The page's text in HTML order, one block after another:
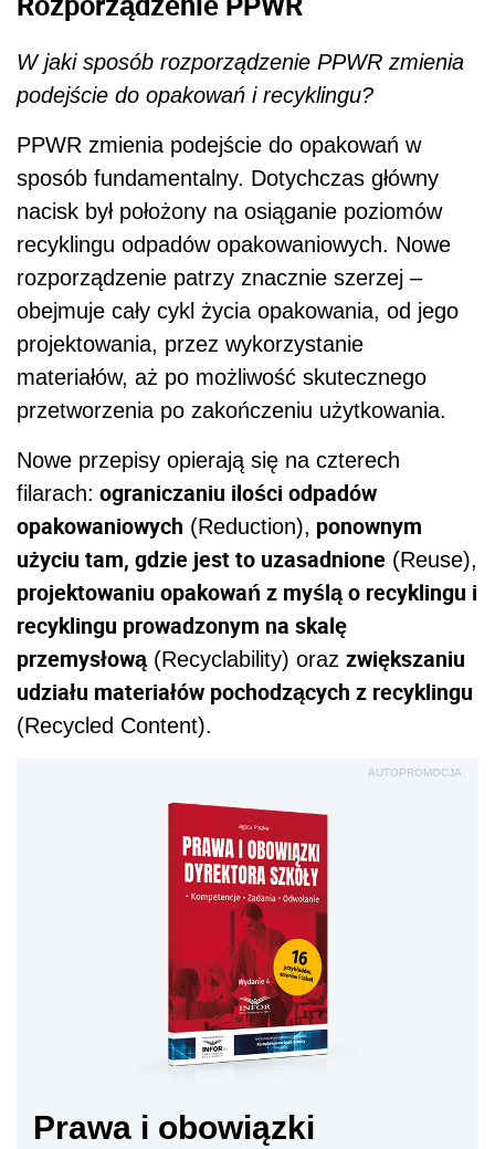
W jaki sposób rozporządzenie PPWR zmienia
podejście do opakowań i recyklingu?
PPWR zmienia podejście do opakowań w
sposób fundamentalny. Dotychczas główny
nacisk był położony na osiąganie poziomów
recyklingu odpadów opakowaniowych. Nowe
rozporządzenie patrzy znacznie szerzej –
obejmuje cały cykl życia opakowania, od jego
projektowania, przez wykorzystanie
materiałów, aż po możliwość skutecznego
przetworzenia po zakończeniu użytkowania.
Nowe przepisy opierają się na czterech
filarach: ograniczaniu ilości odpadów
opakowaniowych (Reduction), ponownym
użyciu tam, gdzie jest to uzasadnione (Reuse),
projektowaniu opakowań z myślą o recyklingu i
recyklingu prowadzonym na skalę
przemysłową(Recyclability) oraz zwiększaniu
udziału materiałów pochodzących z recyklingu
(Recycled Content).
AUTOPROMOCJA
Prawa i obowiązki